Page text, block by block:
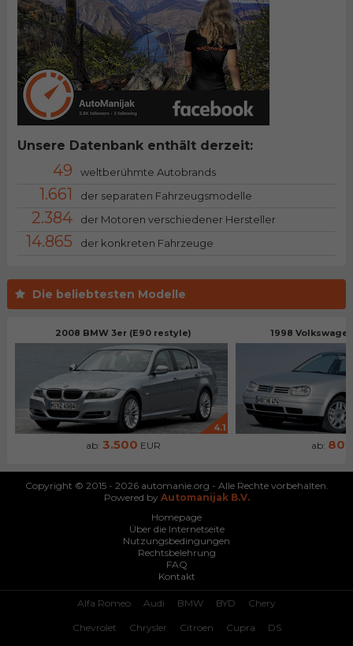
Die beliebtesten Modelle
2008 BMW 3er (E90 restyle)
4.1
ab: 3.500 EUR
1998
ab: 800
Unsere Datenbank enthält derzeit:
49 weltberühmte Autobrands
1.661 der separaten Fahrzeugsmodelle
2.384 der Motoren verschiedener Hersteller
14.865 der konkreten Fahrzeuge
Copyright © 2015 - 2026 automanie.org - Alle Rechte vorbehalten.
Powered by Automanijak B.V.
Homepage
Über die Internetseite
Nutzungsbedingungen
Rechtsbelehrung
FAQ
Kontakt
Alfa Romeo Audi BMW BYD Chery
Chevrolet Chrysler Citroen Cupra DS